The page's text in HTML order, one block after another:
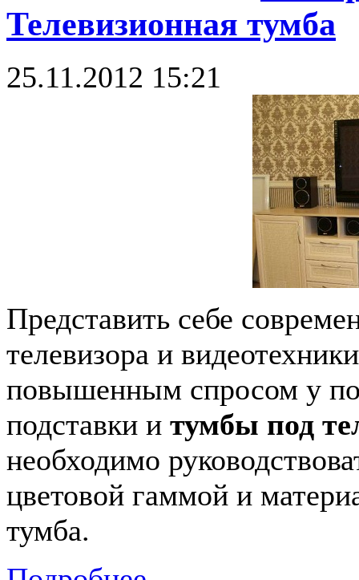
Телевизионная тумба
25.11.2012 15:21
Представить себе
телевизора и
повышенным спросом у
подставки и тумбы под
необходимо
цветовой гаммой и
тумба.